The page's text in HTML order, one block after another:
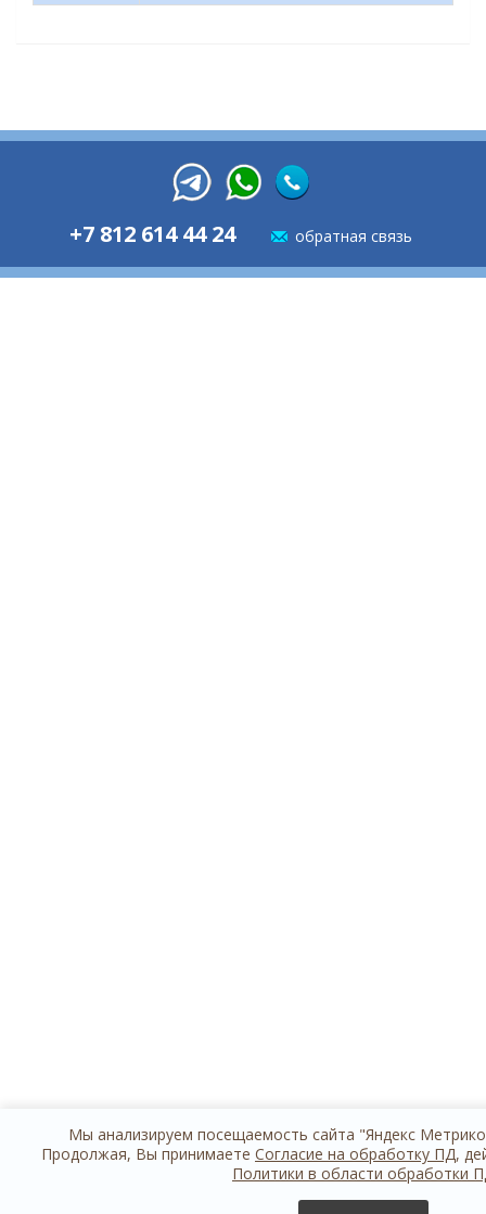
+7 812 614 44 24 обратная связь
Мы анализируем посещаемость сайта "Яндекс
Продолжая, Вы принимаете Согласие на обработку ПД,
Политики в области обработки